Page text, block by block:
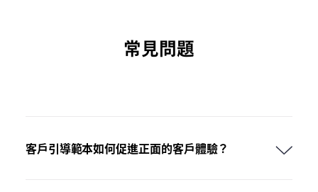
常見問題
客戶引導範本如何促進正面的客戶體驗？